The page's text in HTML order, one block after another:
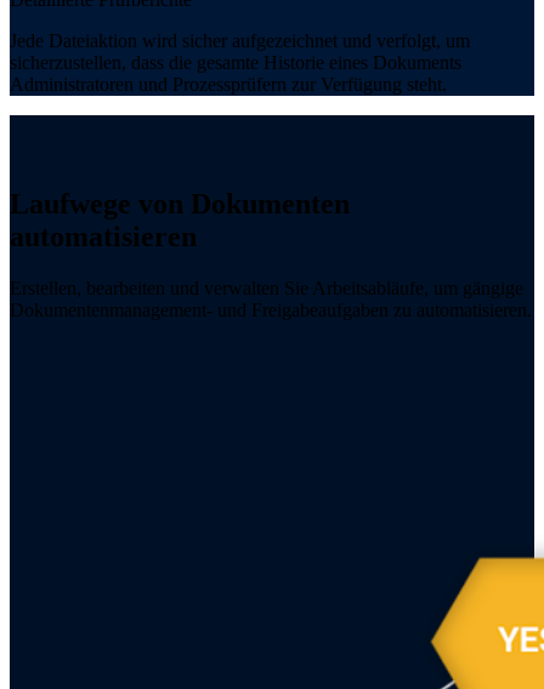
Jede Dateiaktion wird sicher aufgezeichnet und verfolgt, um
sicherzustellen, dass die gesamte Historie eines Dokuments
Administratoren und Prozessprüfern zur Verfügung steht.
Laufwege von Dokumenten
automatisieren
Erstellen, bearbeiten und verwalten Sie Arbeitsabläufe, um gängige
Dokumentenmanagement- und Freigabeaufgaben zu automatisieren.